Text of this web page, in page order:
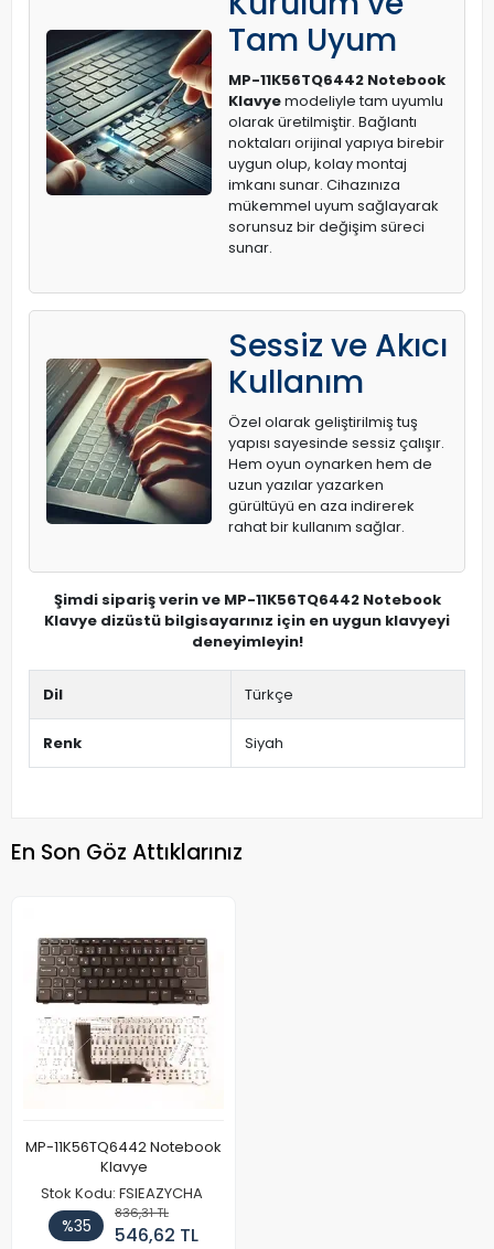
Tam Uyum
MP-11K56TQ6442 Notebook
Klavyemodeliyle tam uyumlu
olarak üretilmiştir. Bağlantı
noktaları orijinal yapıya birebir
uygun olup, kolay montaj
imkanı sunar. Cihazınıza
mükemmel uyum sağlayarak
sorunsuz bir değişim süreci
sunar.
Sessiz ve Akıcı
Kullanım
Özel olarak geliştirilmiş tuş
yapısı sayesinde sessiz çalışır.
Hem oyun oynarken hem de
uzun yazılar yazarken
gürültüyü en aza indirerek
rahat bir kullanım sağlar.
Şimdi sipariş verin ve MP-11K56TQ6442 Notebook
Klavye dizüstü bilgisayarınız için en uygun klavyeyi
deneyimleyin!
Dil Türkçe
Renk Siyah
En Son Göz Attıklarınız
MP-11K56TQ6442 Notebook
Klavye
Stok Kodu: FSIEAZYCHA
%35
836,31 TL
546,62 TL